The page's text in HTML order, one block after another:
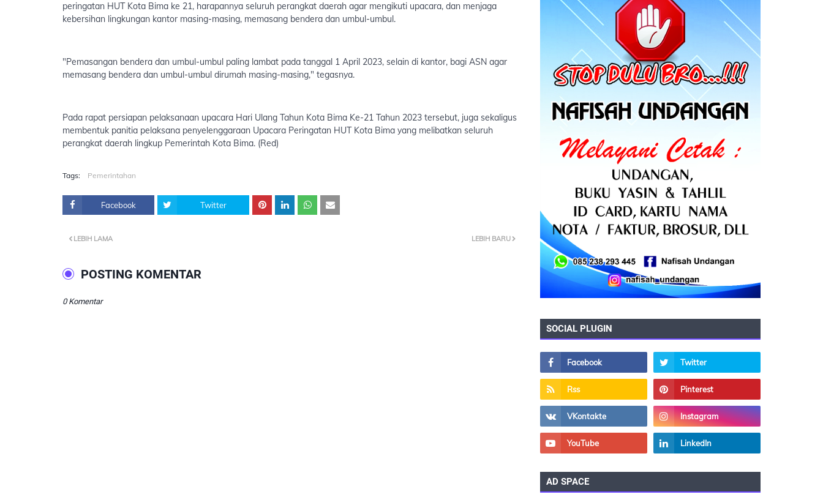
peringatan HUT Kota Bima ke 21, harapannya seluruh perangkat daerah agar mengikuti upacara, dan menjaga
kebersihan lingkungan kantor masing-masing, memasang bendera dan umbul-umbul.
"Pemasangan bendera dan umbul-umbul paling lambat pada tanggal 1 April 2023, selain di kantor, bagi ASN agar
memasang bendera dan umbul-umbul dirumah masing-masing," tegasnya.
Pada rapat persiapan pelaksanaan upacara Hari Ulang Tahun Kota Bima Ke-21 Tahun 2023 tersebut, juga sekaligus
membentuk panitia pelaksana penyelenggaraan Upacara Peringatan HUT Kota Bima yang melibatkan seluruh
perangkat daerah lingkup Pemerintah Kota Bima. (Red)
Tags: Pemerintahan
Facebook Twitter
LEBIH BARU
LEBIH LAMA
POSTING KOMENTAR
0 Komentar
SOCIAL PLUGIN
AD SPACE